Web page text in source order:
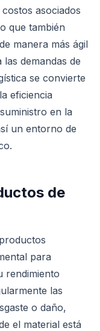
asociados
que también
manera más ágil
demandas de
se convierte
eficiencia
en la
un entorno de
de
para
rendimiento
las
o daño,
el material está